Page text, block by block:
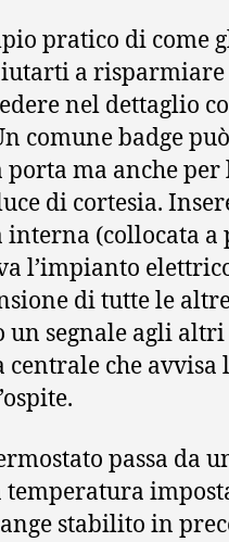
pratico di come
a
nel dettaglio
comune badge
ma anche per
di cortesia.
interna (collocata a
l’impianto
di tutte le
segnale agli
centrale che avvisa
passa da
stabilito in